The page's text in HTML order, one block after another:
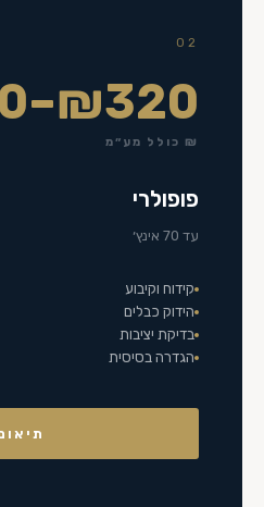
02
₪320–370
₪ כולל מע״מ
פופולרי
עד 70 אינץ׳
קידוח וקיבוע
הידוק כבלים
בדיקת יציבות
הגדרה בסיסית